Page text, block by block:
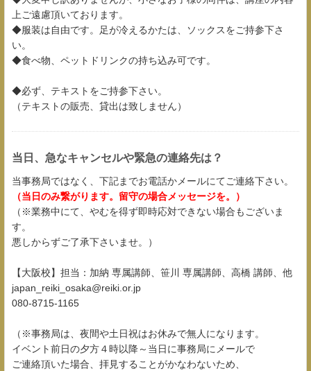
上ご遠慮頂いております。
◆服装は自由です。足が冷えるかたは、ソックスをご持参下さ
い。
◆食べ物、ペットドリンクの持ち込み可です。
◆必ず、テキストをご持参下さい。
（テキストの販売、貸出は致しません）
当日、急なキャンセルや緊急の連絡先は？
当事務局ではなく、下記までお電話かメールにてご連絡下さい。
（当日のみ繋がります。留守の場合メッセージを。）
（※業務中にて、やむを得ず即時応対できない場合もございま
す。
悪しからずご了承下さいませ。）
【大阪校】担当：加納 専属講師、笹川 専属講師、高橋 講師、他
japan_reiki_osaka@reiki.or.jp
080-8715-1165
（※事務局は、夜間や土日祝はお休みで無人になります。
イベント前日の夕方４時以降～当日に事務局にメールで
ご連絡頂いた場合、拝見することがかなわないため、